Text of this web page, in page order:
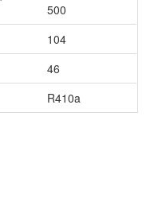
500
104
46
R410a